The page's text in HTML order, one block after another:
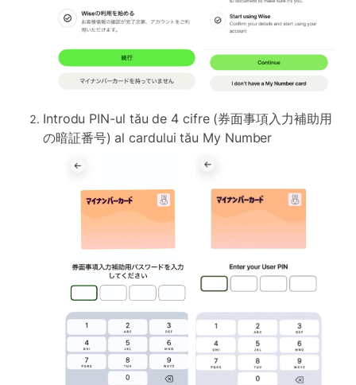
Introdu PIN-ul tău de 4 cifre (券面事項入力補助用
の暗証番号) al cardului tău My Number